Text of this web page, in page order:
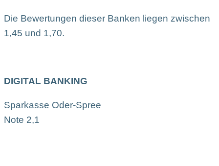
Die Bewertungen dieser Banken liegen zwischen
1,45 und 1,70.
DIGITAL BANKING
Sparkasse Oder-Spree
Note 2,1